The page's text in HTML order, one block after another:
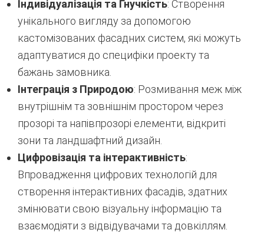
Індивідуалізація та Гнучкість: Створення
унікального вигляду за допомогою
кастомізованих фасадних систем, які можуть
адаптуватися до специфіки проекту та
бажань замовника.
Інтеграція з Природою: Розмивання меж між
внутрішнім та зовнішнім простором через
прозорі та напівпрозорі елементи, відкриті
зони та ландшафтний дизайн.
Цифровізація та інтерактивність:
Впровадження цифрових технологій для
створення інтерактивних фасадів, здатних
змінювати свою візуальну інформацію та
взаємодіяти з відвідувачами та довкіллям.